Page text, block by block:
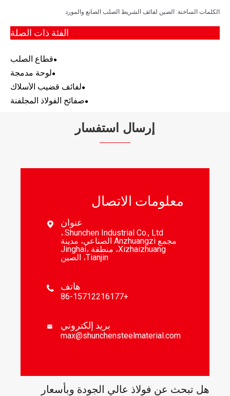
الكلمات الساخنة: الصين لفائف الشريط الصلب الصانع والمورد
الفئة ذات الصلة
قطاع الصلب
لوحة مدمجة
لفائف قضيب الأسلاك
صفائح الفولاذ المجلفنة
إرسال استفسار
معلومات الاتصال
 عنوان
Shunchen Industrial Co., Ltd.،
مجمع Anzhuangzi الصناعي، مدينة
Xizhaizhuang، منطقة Jinghai،
Tianjin، الصين
 هاتف
+86-15712216177
 بريد إلكتروني
max@shunchensteelmaterial.com
هل تبحث عن فولاذ عالي الجودة وبأسعار